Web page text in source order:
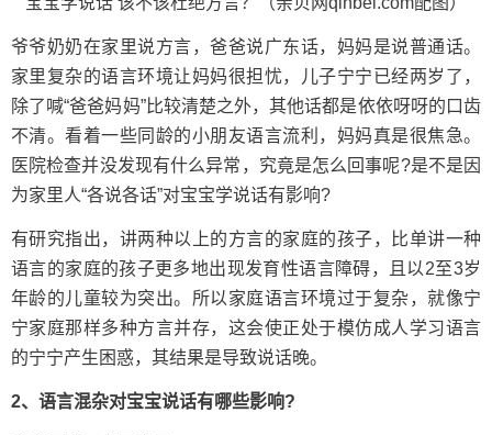
爷爷奶奶在家里说方言，爸爸说广东话，妈妈是说普通话。
家里复杂的语言环境让妈妈很担忧，儿子宁宁已经两岁了，
除了喊“爸爸妈妈”比较清楚之外，其他话都是依依呀呀的口齿
不清。看着一些同龄的小朋友语言流利，妈妈真是很焦急。
医院检查并没发现有什么异常，究竟是怎么回事呢?是不是因
为家里人“各说各话”对宝宝学说话有影响?
有研究指出，讲两种以上的方言的家庭的孩子，比单讲一种
语言的家庭的孩子更多地出现发育性语言障碍，且以2至3岁
年龄的儿童较为突出。所以家庭语言环境过于复杂，就像宁
宁家庭那样多种方言并存，这会使正处于模仿成人学习语言
的宁宁产生困惑，其结果是导致说话晚。
2、语言混杂对宝宝说话有哪些影响?